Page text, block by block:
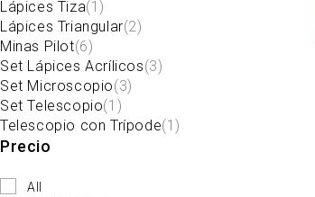
Lápices Tiza(1)
Lápices Triangular(2)
Minas Pilot(6)
Set Lápices Acrílicos(3)
Set Microscopio(3)
Set Telescopio(1)
Telescopio con Trípode(1)
Precio
All